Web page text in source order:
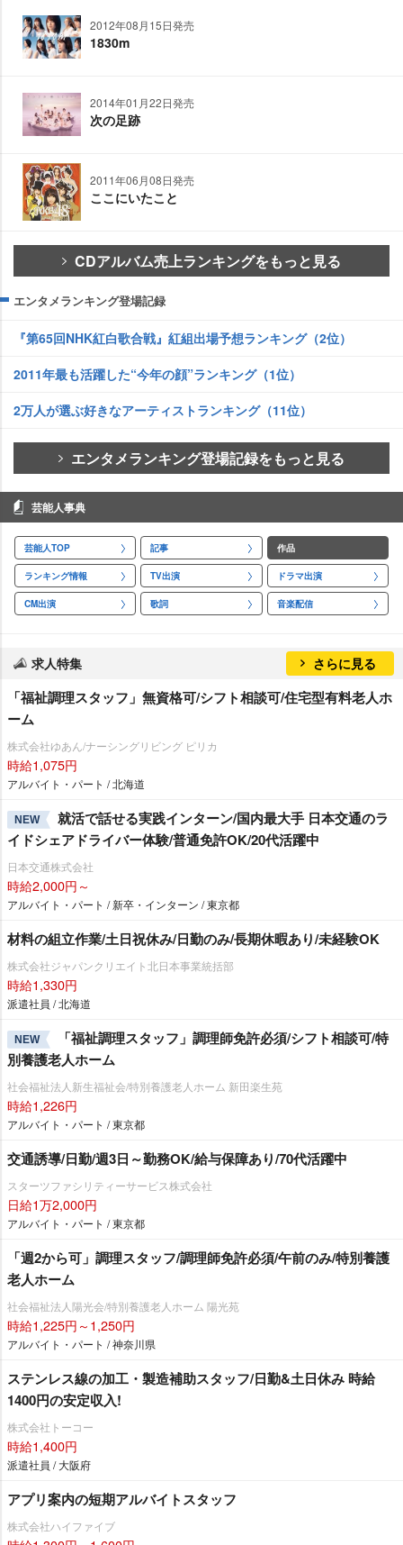
2012年08月15日発売
1830m
2014年01月22日発売
次の足跡
2011年06月08日発売
ここにいたこと
CDアルバム売上ランキングをもっと見る
エンタメランキング登場記録
『第65回NHK紅白歌合戦』紅組出場予想ランキング（2位）
2011年最も活躍した“今年の顔”ランキング（1位）
2万人が選ぶ好きなアーティストランキング（11位）
エンタメランキング登場記録をもっと見る
芸能人事典
芸能人TOP 記事 作品
ランキング情報 TV出演 ドラマ出演
CM出演 歌詞 音楽配信
求人特集 さらに見る
「福祉調理スタッフ」無資格可/シフト相談可/住宅型有料老人ホ
ーム
株式会社ゆあん/ナーシングリビング ピリカ
時給1,075円
アルバイト・パート / 北海道
NEW
就活で話せる実践インターン/国内最大手 日本交通のラ
イドシェアドライバー体験/普通免許OK/20代活躍中
日本交通株式会社
時給2,000円～
アルバイト・パート / 新卒・インターン / 東京都
材料の組立作業/土日祝休み/日勤のみ/長期休暇あり/未経験OK
株式会社ジャパンクリエイト北日本事業統括部
時給1,330円
派遣社員 / 北海道
NEW
「福祉調理スタッフ」調理師免許必須/シフト相談可/特
別養護老人ホーム
社会福祉法人新生福祉会/特別養護老人ホーム 新田楽生苑
時給1,226円
アルバイト・パート / 東京都
交通誘導/日勤/週3日～勤務OK/給与保障あり/70代活躍中
スターツファシリティーサービス株式会社
日給1万2,000円
アルバイト・パート / 東京都
「週2から可」調理スタッフ/調理師免許必須/午前のみ/特別養護
老人ホーム
社会福祉法人陽光会/特別養護老人ホーム 陽光苑
時給1,225円～1,250円
アルバイト・パート / 神奈川県
ステンレス線の加工・製造補助スタッフ/日勤&土日休み 時給
1400円の安定収入!
株式会社トーコー
時給1,400円
派遣社員 / 大阪府
アプリ案内の短期アルバイトスタッフ
株式会社ハイファイブ